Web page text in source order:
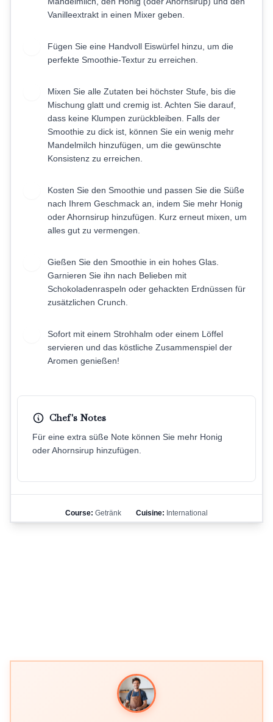
Vanilleextrakt in einen Mixer geben.
Fügen Sie eine Handvoll Eiswürfel hinzu, um die
perfekte Smoothie-Textur zu erreichen.
Mixen Sie alle Zutaten bei höchster Stufe, bis die
Mischung glatt und cremig ist. Achten Sie darauf,
dass keine Klumpen zurückbleiben. Falls der
Smoothie zu dick ist, können Sie ein wenig mehr
Mandelmilch hinzufügen, um die gewünschte
Konsistenz zu erreichen.
Kosten Sie den Smoothie und passen Sie die Süße
nach Ihrem Geschmack an, indem Sie mehr Honig
oder Ahornsirup hinzufügen. Kurz erneut mixen, um
alles gut zu vermengen.
Gießen Sie den Smoothie in ein hohes Glas.
Garnieren Sie ihn nach Belieben mit
Schokoladenraspeln oder gehackten Erdnüssen für
zusätzlichen Crunch.
Sofort mit einem Strohhalm oder einem Löffel
servieren und das köstliche Zusammenspiel der
Aromen genießen!
Chef's Notes
Für eine extra süße Note können Sie mehr Honig
oder Ahornsirup hinzufügen.
Course: Getränk Cuisine: International